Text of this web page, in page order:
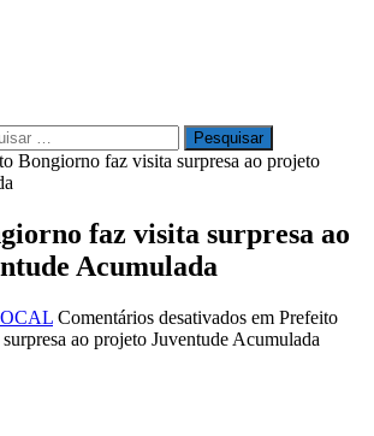
Bongiorno faz visita surpresa ao projeto
faz visita surpresa ao
Acumulada
Comentários desativados em Prefeito
ao projeto Juventude Acumulada